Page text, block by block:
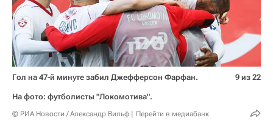
Гол на 47-й минуте забил Джефферсон Фарфан.
На фото: футболисты "Локомотива".
© РИА Новости / Александр Вильф Перейти в медиабанк
9 из 22